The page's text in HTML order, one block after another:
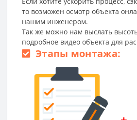
то возможен осмотр объекта
нашим инженером.
Так же можно нам выслать
подробное видео объекта для
Этапы монтажа: